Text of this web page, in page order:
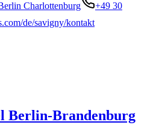
Charlottenburg
+49 30
de/savigny/kontakt
Berlin-Brandenburg